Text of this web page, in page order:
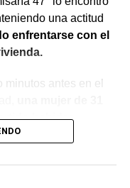
una actitud
enfrentarse con el
minutos antes en el
bebidas
el marco de una